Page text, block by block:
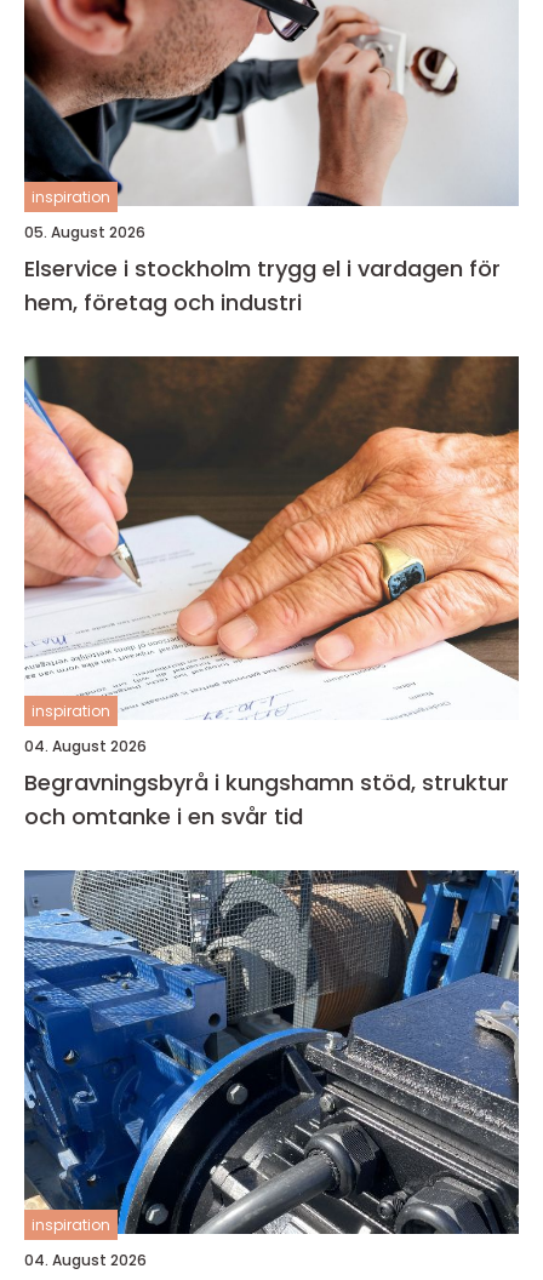
inspiration
05. August 2026
Elservice i stockholm trygg el i vardagen för
hem, företag och industri
inspiration
04. August 2026
Begravningsbyrå i kungshamn stöd, struktur
och omtanke i en svår tid
inspiration
04. August 2026